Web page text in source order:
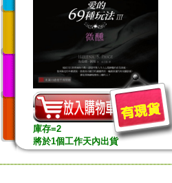
庫存=2
將於1個工作天內出貨